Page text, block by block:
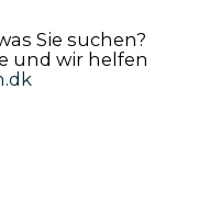
Sie suchen?
und wir helfen